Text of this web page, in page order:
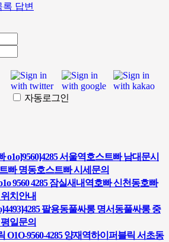
록 답변
자동로그인
o1o]9560]4285 서울역호스트빠 남대문시
빠 명동호스트빠 시세문의
9560 4285 잠실새내역호빠 신천동호빠
치안내
팔용동풀싸롱 명서동풀싸롱 중
일문의
O1O-9560-4285 양재역하이퍼블릭 서초동